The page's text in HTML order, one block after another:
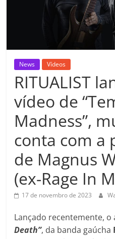
News Vídeos
RITUALIST
vídeo de
Madness”,
conta com a
de Magnus
(ex-Rage In
17 de novembro de 2023
Lançado recentemente, o
Death”, da banda gaúcha